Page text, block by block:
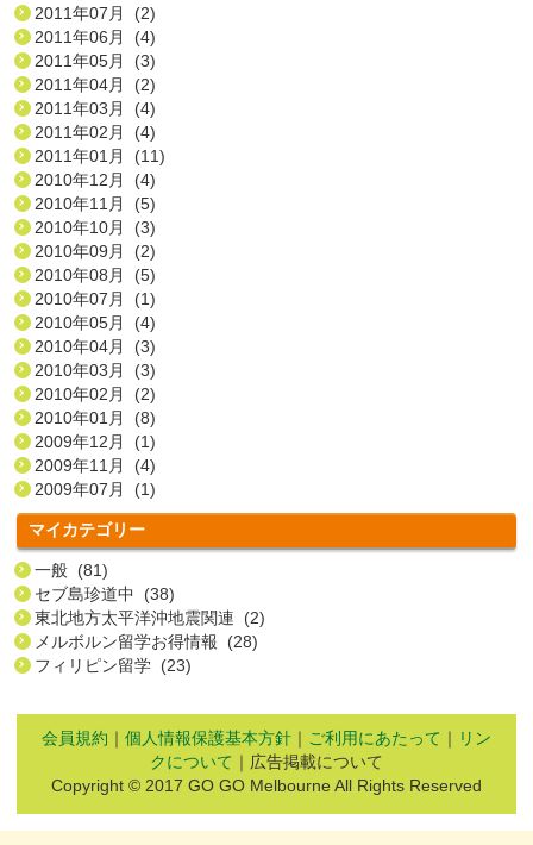
2011年07月 (2)
2011年06月 (4)
2011年05月 (3)
2011年04月 (2)
2011年03月 (4)
2011年02月 (4)
2011年01月 (11)
2010年12月 (4)
2010年11月 (5)
2010年10月 (3)
2010年09月 (2)
2010年08月 (5)
2010年07月 (1)
2010年05月 (4)
2010年04月 (3)
2010年03月 (3)
2010年02月 (2)
2010年01月 (8)
2009年12月 (1)
2009年11月 (4)
2009年07月 (1)
マイカテゴリー
一般 (81)
セブ島珍道中 (38)
東北地方太平洋沖地震関連 (2)
メルボルン留学お得情報 (28)
フィリピン留学 (23)
会員規約 ｜ 個人情報保護基本方針 ｜ ご利用にあたって ｜ リン
クについて ｜広告掲載について
Copyright © 2017 GO GO Melbourne All Rights Reserved